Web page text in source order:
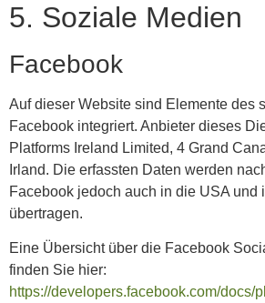
5. Soziale Medien
Facebook
Auf dieser Website sind Elemente des
Facebook integriert. Anbieter dieses
Platforms Ireland Limited, 4 Grand
Irland. Die erfassten Daten werden
Facebook jedoch auch in die USA und
übertragen.
Eine Übersicht über die Facebook
finden Sie hier:
https://developers.facebook.com/docs/